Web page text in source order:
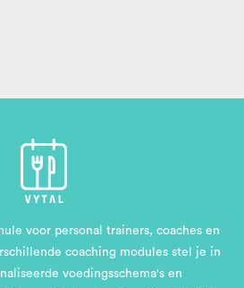
voor personal trainers, coaches en
coaching modules stel je in
voedingsschema's en